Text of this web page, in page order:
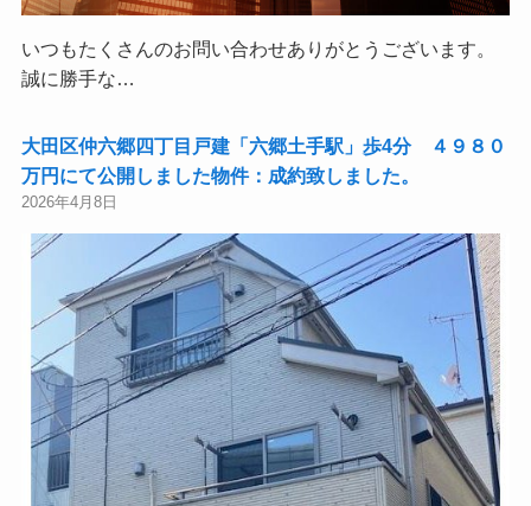
いつもたくさんのお問い合わせありがとうございます。
誠に勝手な…
大田区仲六郷四丁目戸建「六郷土手駅」歩4分 ４９８０
万円にて公開しました物件：成約致しました。
2026年4月8日